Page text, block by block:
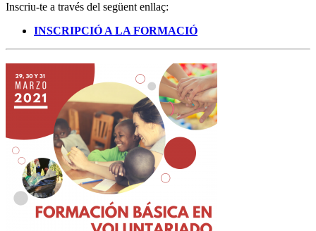
Inscriu-te a través del següent enllaç:
INSCRIPCIÓ A LA FORMACIÓ